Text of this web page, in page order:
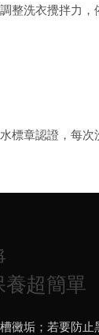
整洗衣攪拌力，
標章認證，每次
超簡單
黴垢；若要防止